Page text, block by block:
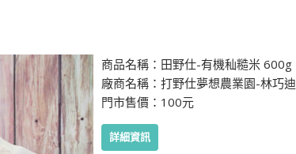
商品名稱：田野仕-有機秈糙米 600g
廠商名稱：打野仕夢想農業園-林巧迪
門市售價：100元
詳細資訊